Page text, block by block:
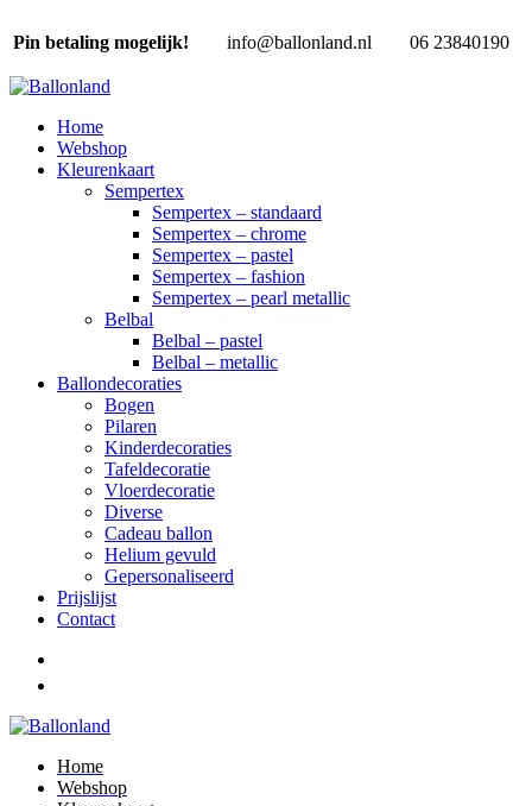
Pin betaling mogelijk! info@ballonland.nl 06 23840190
Home
Webshop
Kleurenkaart
Sempertex
Sempertex – standaard
Sempertex – chrome
Sempertex – pastel
Sempertex – fashion
Sempertex – pearl metallic
Belbal
Belbal – pastel
Belbal – metallic
Ballondecoraties
Bogen
Pilaren
Kinderdecoraties
Tafeldecoratie
Vloerdecoratie
Diverse
Cadeau ballon
Helium gevuld
Gepersonaliseerd
Prijslijst
Contact
Home
Webshop